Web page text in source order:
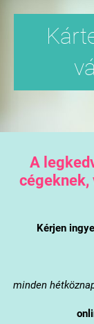
A
cégeknek,
Kérjen
minden